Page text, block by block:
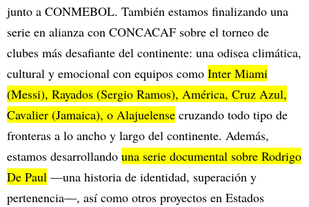
junto a CONMEBOL. También estamos finalizando una
serie en alianza con CONCACAF sobre el torneo de
clubes más desafiante del continente: una odisea climática,
cultural y emocional con equipos como Inter Miami
(Messi), Rayados (Sergio Ramos), América, Cruz Azul,
Cavalier (Jamaica), o Alajuelense cruzando todo tipo de
fronteras a lo ancho y largo del continente. Además,
estamos desarrollando una serie documental sobre Rodrigo
De Paul —una historia de identidad, superación y
pertenencia—, así como otros proyectos en Estados